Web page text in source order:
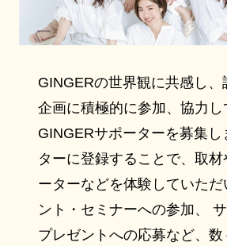
GINGERの世界観に共感し、
企画に積極的に参加、協力し
GINGERサポーターを募集し
ターに登録することで、取
ーターなどを体験していた
ント・セミナーへの参加、
プレゼントへの応募など、